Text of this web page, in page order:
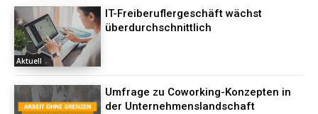
Aktuell
IT-Freiberuflergeschäft wächst
überdurchschnittlich
Umfrage zu Coworking-Konzepten in
der Unternehmenslandschaft